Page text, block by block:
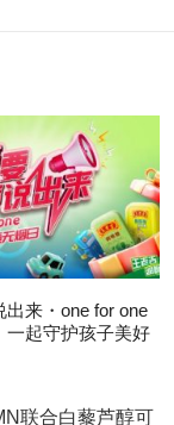
出来・one for one
一起守护孩子美好